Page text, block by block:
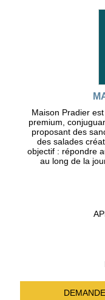
Maison Pradier
premium,
proposant des
des salades
objectif : répondre
au long de la